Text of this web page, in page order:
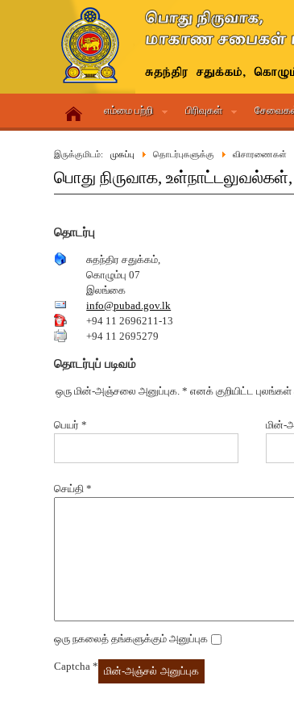
எம்மை பற்றி பிரிவுகள்
இருக்குமிடம்: முகப்பு தொடர்புகளுக்கு விசாரணைகள்
பொது நிருவாக,
தொடர்பு
சுதந்திர சதுக்கம்,
கொழும்பு 07
இலங்கை
info@pubad.gov.lk
+94 11 2696211-13
+94 11 2695279
தொடர்புப் படிவம்
ஒரு மின்-அஞ்சலை அனுப்புக. * எனக் குறியிட்ட
பெயர் * மின்-
செய்தி *
ஒரு நகலைத் தங்களுக்கும் அனுப்புக
Captcha * மின்-அஞ்சல் அனுப்புக